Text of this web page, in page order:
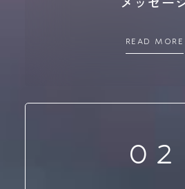
READ MORE
02